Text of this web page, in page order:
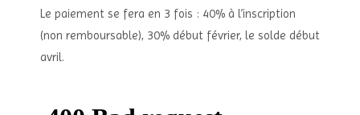
Le paiement se fera en 3 fois : 40% à l’inscription
(non remboursable), 30% début février, le solde début
avril.